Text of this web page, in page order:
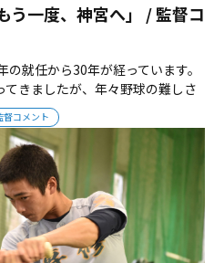
督コメント
う一度、神宮へ」 / 監督コ
就任から30年が経っています。
きましたが、年々野球の難しさ
あと３年になっていますが、生
勝以上）の景色を見たいと思っ
プロフィール】 1962年東...